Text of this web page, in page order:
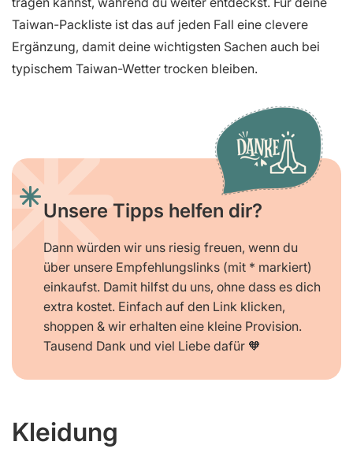
Taiwan-Packliste ist das auf jeden Fall eine clevere
Ergänzung, damit deine wichtigsten Sachen auch bei
typischem Taiwan-Wetter trocken bleiben.
Unsere Tipps helfen dir?
Dann würden wir uns riesig freuen, wenn du
über unsere Empfehlungslinks (mit * markiert)
einkaufst. Damit hilfst du uns, ohne dass es dich
extra kostet. Einfach auf den Link klicken,
shoppen & wir erhalten eine kleine Provision.
Tausend Dank und viel Liebe dafür 🧡
Kleidung